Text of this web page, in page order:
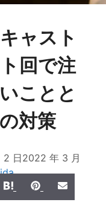
ャスト
回で注
ことと
対策
2 日2022 年 3 月
Share
on
Hatena Share
on
PinterestShare
on